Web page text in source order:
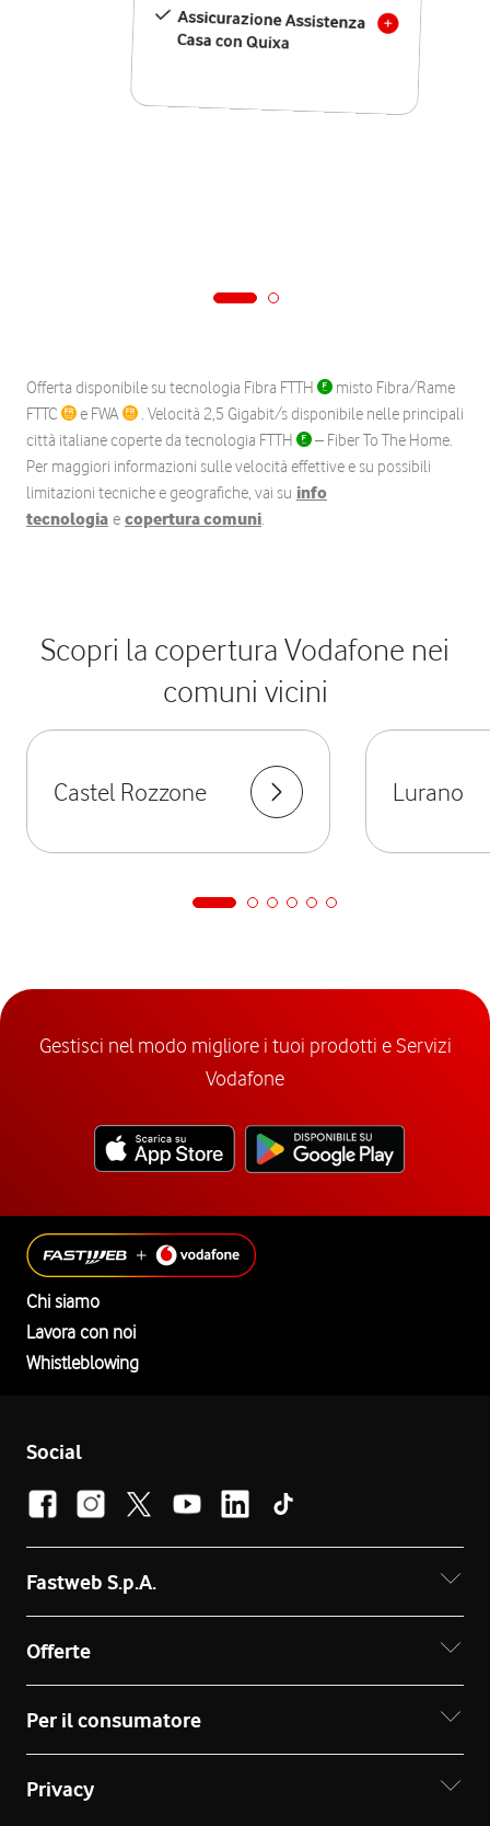
Assicurazione Assistenza
Casa con Quixa
Offerta disponibile su tecnologia Fibra FTTH
misto Fibra/Rame
FTTC
e FWA
. Velocità 2,5 Gigabit/s disponibile nelle principali
città italiane coperte da tecnologia FTTH
– Fiber To The Home.
Per maggiori informazioni sulle velocità effettive e su possibili
limitazioni tecniche e geografiche, vai su info
tecnologia e copertura comuni.
Scopri la copertura Vodafone nei
comuni vicini
Castel Rozzone Lurano
Gestisci nel modo migliore i tuoi prodotti e Servizi
Vodafone
Chi siamo
Lavora con noi
Whistleblowing
Social
Fastweb S.p.A.
Offerte
Per il consumatore
Privacy